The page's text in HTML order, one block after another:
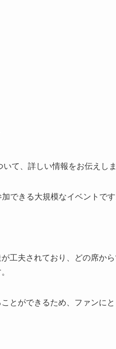
て、詳しい情報をお伝えしま
できる大規模なイベントです
工夫されており、どの席か
とができるため、ファンにと